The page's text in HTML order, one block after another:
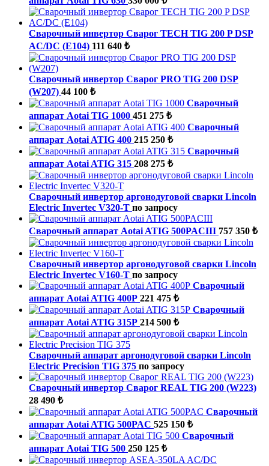
Сварочный инвертор Сварог TECH TIG 200 P DSP
AC/DC (E104) 111 640 ₺
Сварочный инвертор Сварог PRO TIG 200 DSP
(W207) 44 100 ₺
Сварочный
аппарат Aotai TIG 1000 451 275 ₺
Сварочный
аппарат Aotai ATIG 400 215 250 ₺
Сварочный
аппарат Aotai ATIG 315 208 275 ₺
Сварочный инвертор аргонодуговой сварки Lincoln
Electric Invertec V320-T по запросу
Сварочный аппарат Aotai ATIG 500PACIII 757 350 ₺
Сварочный инвертор аргонодуговой сварки Lincoln
Electric Invertec V160-T по запросу
Сварочный
аппарат Aotai ATIG 400P 221 475 ₺
Сварочный
аппарат Aotai ATIG 315P 214 500 ₺
Сварочный аппарат аргонодуговой сварки Lincoln
Electric Precision TIG 375 по запросу
Сварочный инвертор Сварог REAL TIG 200 (W223)
28 490 ₺
Сварочный
аппарат Aotai ATIG 500PAC 525 150 ₺
Сварочный
аппарат Aotai TIG 500 250 125 ₺